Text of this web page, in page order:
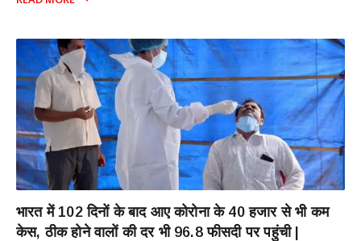
भारत में 102 दिनों के बाद आए कोरोना के 40 हजार से भी कम
केस, ठीक होने वालों की दर भी 96.8 फीसदी पर पहुंची |